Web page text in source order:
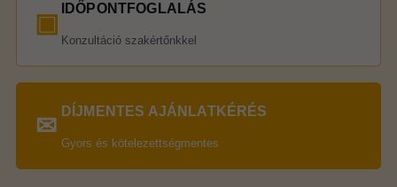
▣ IDŐPONTFOGLALÁS
Konzultáció szakértőnkkel
✉ DÍJMENTES AJÁNLATKÉRÉS
Gyors és kötelezettségmentes